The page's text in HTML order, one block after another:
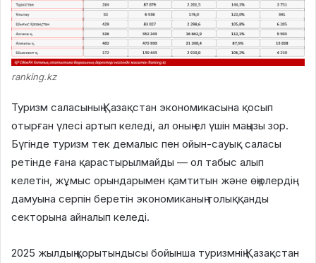
ranking.kz
Туризм саласының Қазақстан экономикасына қосып
отырған үлесі артып келеді, ал оның ел үшін маңызы зор.
Бүгінде туризм тек демалыс пен ойын-сауық саласы
ретінде ғана қарастырылмайды — ол табыс алып
келетін, жұмыс орындарымен қамтитын және өңірлердің
дамуына серпін беретін экономиканың толыққанды
секторына айналып келеді.
2025 жылдың қорытындысы бойынша туризмнің Қазақстан